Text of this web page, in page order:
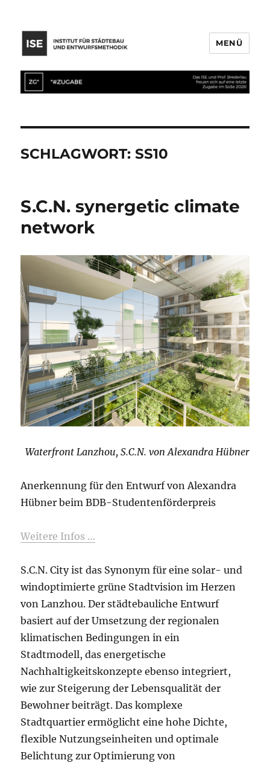
MENÜ
SCHLAGWORT:SS10
S.C.N. synergetic climate
network
Waterfront Lanzhou, S.C.N. von Alexandra Hübner
Anerkennung für den Entwurf von Alexandra
Hübner beim BDB-Studentenförderpreis
Weitere Infos …
S.C.N. City ist das Synonym für eine solar- und
windoptimierte grüne Stadtvision im Herzen
von Lanzhou. Der städtebauliche Entwurf
basiert auf der Umsetzung der regionalen
klimatischen Bedingungen in ein
Stadtmodell, das energetische
Nachhaltigkeitskonzepte ebenso integriert,
wie zur Steigerung der Lebensqualität der
Bewohner beiträgt. Das komplexe
Stadtquartier ermöglicht eine hohe Dichte,
flexible Nutzungseinheiten und optimale
Belichtung zur Optimierung von